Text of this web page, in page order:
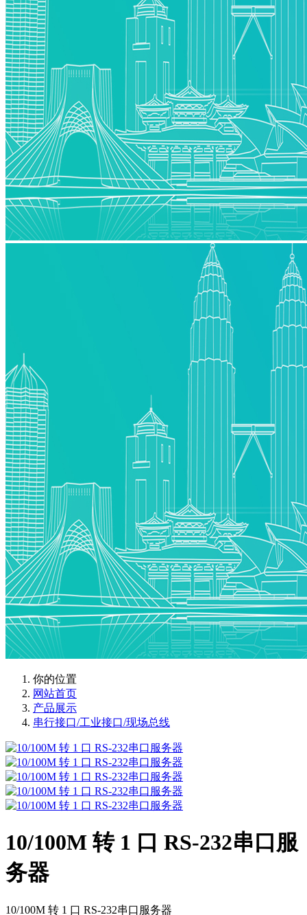
你的位置
网站首页
产品展示
串行接口/工业接口/现场总线
10/100M 转 1 口 RS-232串口服
务器
10/100M 转 1 口 RS-232串口服务器